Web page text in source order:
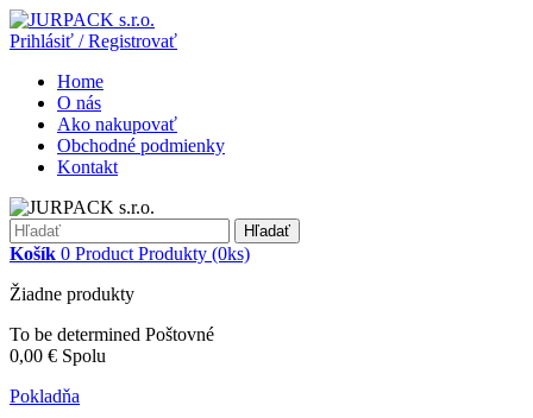
Prihlásiť / Registrovať
Home
O nás
Ako nakupovať
Obchodné podmienky
Kontakt
Hľadať
Košík 0 Product Produkty (0ks)
Žiadne produkty
To be determined Poštovné
0,00 € Spolu
Pokladňa